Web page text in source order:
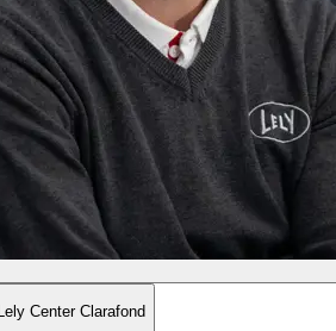
Center Clarafond